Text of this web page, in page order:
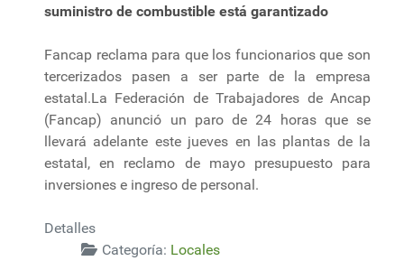
suministro de combustible está garantizado
Fancap reclama para que los funcionarios que son
tercerizados pasen a ser parte de la empresa
estatal.La Federación de Trabajadores de Ancap
(Fancap) anunció un paro de 24 horas que se
llevará adelante este jueves en las plantas de la
estatal, en reclamo de mayo presupuesto para
inversiones e ingreso de personal.
Detalles
Categoría: Locales